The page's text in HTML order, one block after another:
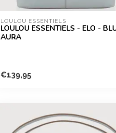
LOULOU ESSENTIELS
LOULOU ESSENTIELS - ELO -
AURA
€139,95